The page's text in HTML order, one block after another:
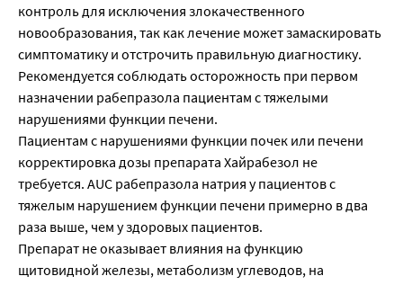
контроль для исключения злокачественного
новообразования, так как лечение может замаскировать
симптоматику и отстрочить правильную диагностику.
Рекомендуется соблюдать осторожность при первом
назначении рабепразола пациентам с тяжелыми
нарушениями функции печени.
Пациентам с нарушениями функции почек или печени
корректировка дозы препарата Хайрабезол не
требуется. AUC рабепразола натрия у пациентов с
тяжелым нарушением функции печени примерно в два
раза выше, чем у здоровых пациентов.
Препарат не оказывает влияния на функцию
щитовидной железы, метаболизм углеводов, на